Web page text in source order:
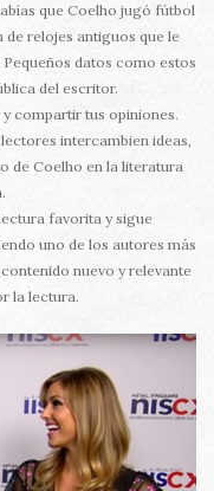
que Coelho jugó fútbol
de relojes antiguos que le
datos como estos
del escritor.
compartir tus opiniones.
intercambien ideas,
de Coelho en la literatura
favorita y sigue
uno de los autores más
nuevo y relevante
la lectura.